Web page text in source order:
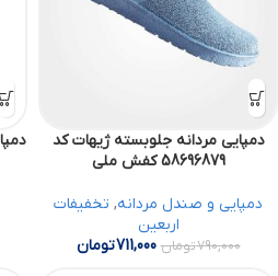
دمپایی مردانه جلوبسته ژیهات کد
58696879 کفش ملی
دمپایی و صندل مردانه, تخفیفات
اربعین
790,000تومان 711,000تومان